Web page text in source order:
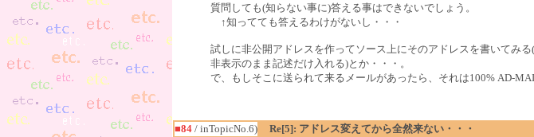
質問しても(知らない事に)答える事はできないでしょう。
↑知ってても答えるわけがないし・・・
試しに非公開アドレスを作ってソース上にそのアドレスを書いてみる
非表示のまま記述だけ入れる)とか・・・。
で、もしそこに送られて来るメールがあったら、それは100% AD-
■84 / inTopicNo.6)
Re[5]: アドレス変えてから全然来ない・・・